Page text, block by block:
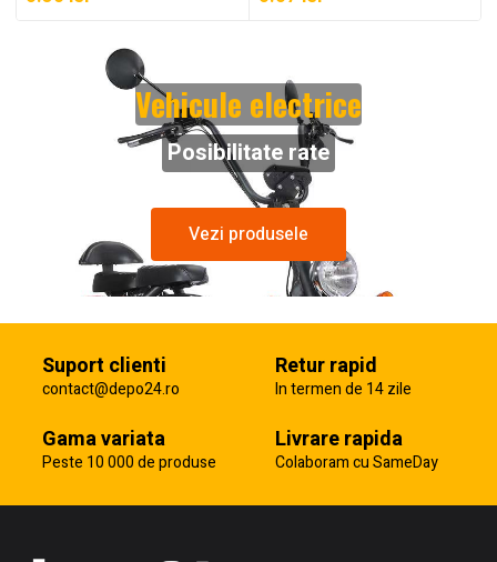
Vehicule electrice
Posibilitate rate
Vezi produsele
Suport clienti
contact@depo24.ro
Retur rapid
In termen de 14 zile
Gama variata
Peste 10 000 de produse
Livrare rapida
Colaboram cu SameDay